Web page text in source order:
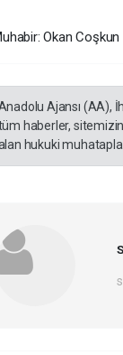
Okan Coşkun
Ajansı (AA),
haberler,
hukuki